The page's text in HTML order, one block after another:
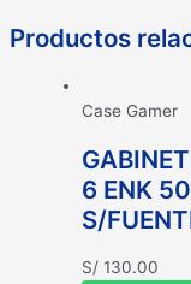
Productos
Case Gamer
6 ENK
S/
S/ 130.00